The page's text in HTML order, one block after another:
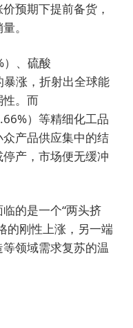
预期下提前备货，
。
、硫酸
暴涨，折射出全球能
性。而
）等精细化工品
产品供应集中的结
产，市场便无缓冲
的是一个“两头挤
的刚性上涨，另一端
领域需求复苏的温